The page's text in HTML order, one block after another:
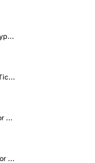
Горбилет: афиша и экскурсии
Ticketmaster－Buy, Sell Tickets
Garten Banban 2 maps for MCPE
Rainbow Friends mod 2 for MCPE